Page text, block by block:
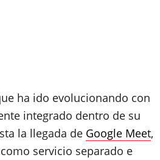
ha ido evolucionando con
integrado dentro de su
la llegada de Google Meet,
servicio separado e